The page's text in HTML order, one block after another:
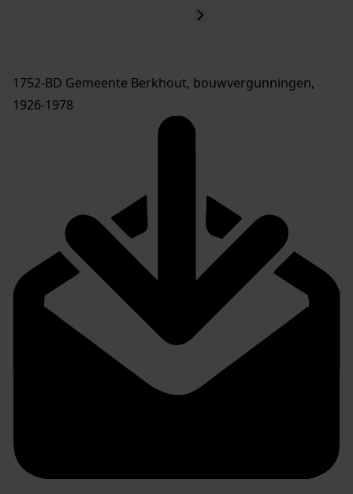
1752-BD Gemeente Berkhout, bouwvergunningen,
1926-1978